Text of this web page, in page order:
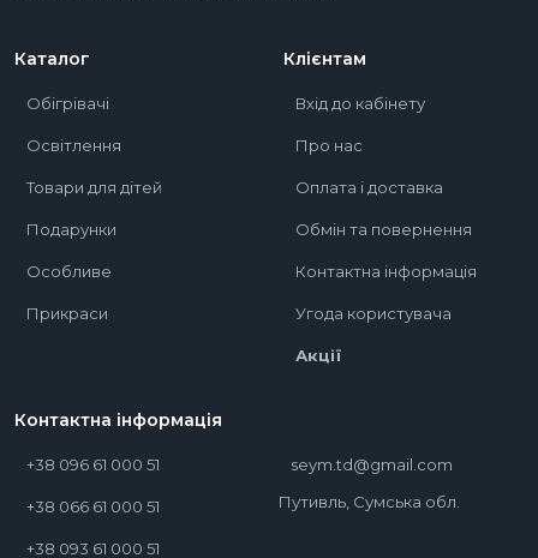
Каталог
Обігрівачі
Освітлення
Товари для дітей
Подарунки
Особливе
Прикраси
Клієнтам
Вхід до кабінету
Про нас
Оплата і доставка
Обмін та повернення
Контактна інформація
Угода користувача
Акції
Контактна інформація
+38 096 61 000 51
+38 066 61 000 51
+38 093 61 000 51
seym.td@gmail.com
Путивль, Сумська обл.